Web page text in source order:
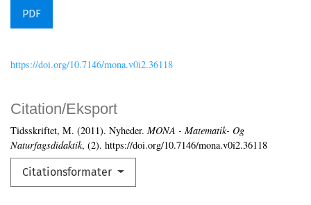
PDF
Citation/Eksport
Tidsskriftet, M. (2011). Nyheder. MONA - Matematik- Og
Naturfagsdidaktik, (2). https://doi.org/10.7146/mona.v0i2.36118
Citationsformater
https://doi.org/10.7146/mona.v0i2.36118